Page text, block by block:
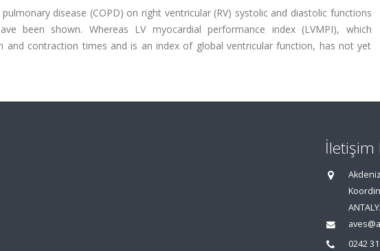
disease (COPD) on right ventricular (RV) systolic and diastolic functions
been shown. Whereas LV myocardial performance index (LVMPI), which
and contraction times and is an index of global ventricular function, has not yet
İletişim
0242